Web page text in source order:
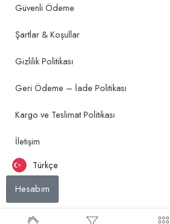
Güvenli Ödeme
Şartlar & Koşullar
Gizlilik Politikası
Geri Ödeme – İade Politikası
Kargo ve Teslimat Politikası
İletişim
Türkçe
Hesabım